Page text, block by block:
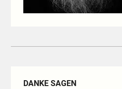
DANKE SAGEN